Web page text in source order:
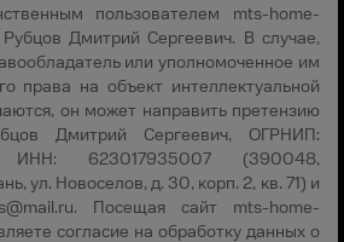
пользователем mts-home-
Дмитрий Сергеевич. В случае,
или уполномоченное им
права на объект интеллектуальной
он может направить претензию
Дмитрий Сергеевич, ОГРНИП:
ИНН: 623017935007 (390048,
ул. Новоселов, д. 30, корп. 2, кв. 71) и
. Посещая сайт mts-home-
согласие на обработку данных о